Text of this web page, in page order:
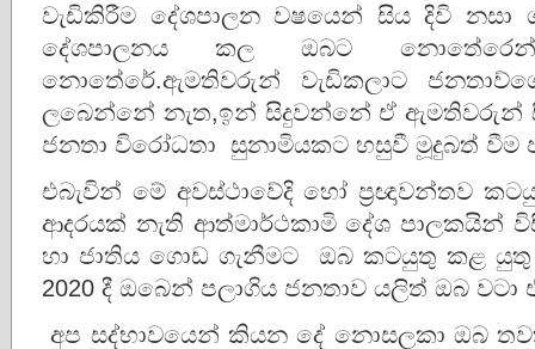
වැඩිකිරීම දේශපාලන වෂයෙන් සිය දිවි
දේශපාලනය කල ඔබට
නොතේරේ.ඇමතිවරුන් වැඩිකලාට
ලබෙන්නේ නැත,ඉන් සිදුවන්නේ ඒ ඇමතිවරුන්
ජනතා විරෝධතා සුනාමියකට හසුවී මූදුබත් වීම
එබැවින් මේ අවස්ථාවේදි හෝ ප්‍රඥාවන්තව
ආදරයක් නැති ආත්මාර්ථකාමි දේශ පාලකයින්
හා ජාතිය ගොඩ ගැනීමට ඔබ කටයුතු කළ
2020 දී ඔබෙන් පලාගිය ජනතාව යලිත් ඔබ
අප සද්භාවයෙන් කියන දේ නොසලකා ඔබ